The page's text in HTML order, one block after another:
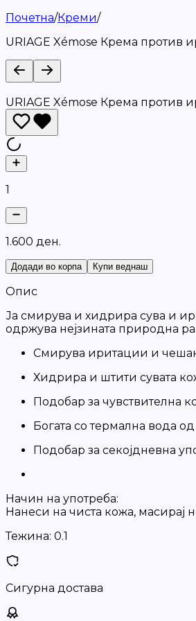
Почетна/Креми/
URIAGE Xémose Крема против
URIAGE Xémose Крема против
1
1.600 ден.
Додади во корпа Купи веднаш
Опис
Ја смирува и хидрира сува и
одржува нејзината природна
Смирува иритации и
Хидрира и штити сувата
Подобар за чувствителна
Богата со термална вода
Подобар за секојдневна
Начин на употреба:
Нанеси на чиста кожа, масирај
Тежина: 0.1
Сигурна достава